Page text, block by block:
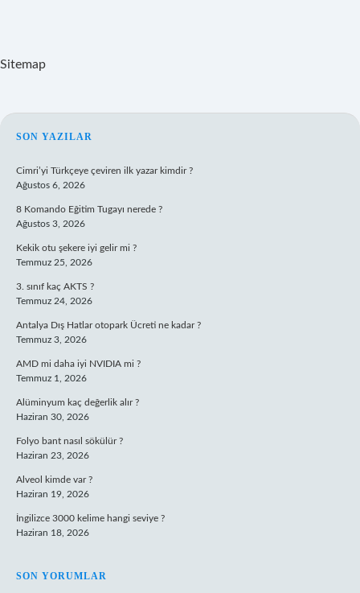
Sitemap
SIDEBAR
SON YAZILAR
Cimri’yi Türkçeye çeviren ilk yazar kimdir ?
Ağustos 6, 2026
8 Komando Eğitim Tugayı nerede ?
Ağustos 3, 2026
Kekik otu şekere iyi gelir mi ?
Temmuz 25, 2026
3. sınıf kaç AKTS ?
Temmuz 24, 2026
Antalya Dış Hatlar otopark Ücreti ne kadar ?
Temmuz 3, 2026
AMD mi daha iyi NVIDIA mi ?
Temmuz 1, 2026
Alüminyum kaç değerlik alır ?
Haziran 30, 2026
Folyo bant nasıl sökülür ?
Haziran 23, 2026
Alveol kimde var ?
Haziran 19, 2026
İngilizce 3000 kelime hangi seviye ?
Haziran 18, 2026
SON YORUMLAR